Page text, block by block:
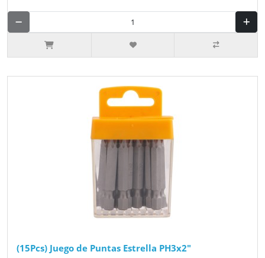
(15Pcs) Juego de Puntas Estrella PH3x2"